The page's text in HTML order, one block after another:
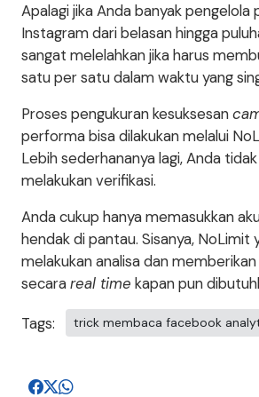
Apalagi jika Anda banyak pengelola
Instagram dari belasan hingga
sangat melelahkan jika harus
satu per satu dalam waktu yang
Proses pengukuran kesuksesan
performa bisa dilakukan melalui
Lebih sederhananya lagi, Anda
melakukan verifikasi.
Anda cukup hanya memasukkan
hendak di pantau. Sisanya, NoLimit
melakukan analisa dan memberikan
secarareal time kapan pun
Tags: trick membaca facebook